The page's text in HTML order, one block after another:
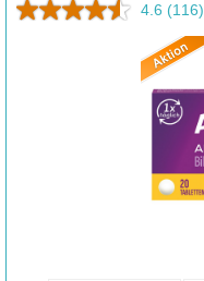
4.6 (116)